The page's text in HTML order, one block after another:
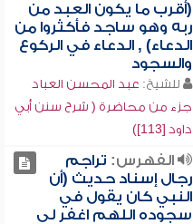
(أقرب ما يكون العبد من
ربه وهو ساجد فأكثروا من
الدعاء) , الدعاء في الركوع
والسجود
للشيخ: عبد المحسن العباد
جزء من محاضرة ( شرح سنن أبي
داود [113])
الفهرس: تراجم
رجال إسناد حديث (أن
النبي كان يقول في
سجوده اللهم اغفر لي